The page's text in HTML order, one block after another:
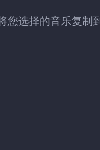
您选择的音乐复制